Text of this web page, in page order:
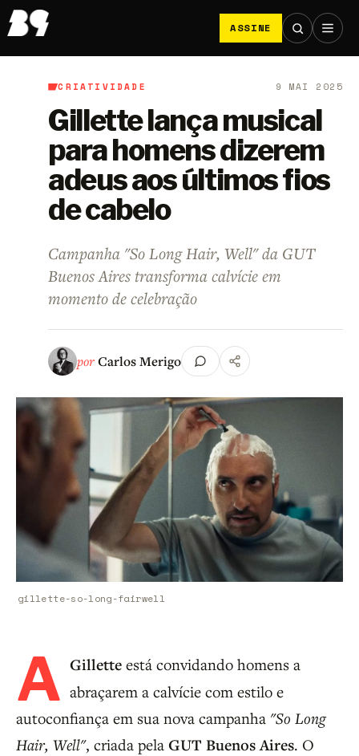
ASSINE
B9/Criatividade
CRIATIVIDADE 9 MAI 2025
Gillette lança musical
para homens dizerem
adeus aos últimos fios
de cabelo
Campanha "So Long Hair, Well" da GUT
Buenos Aires transforma calvície em
momento de celebração
porCarlos Merigo
gillette-so-long-fairwell
A Gillette está convidando homens a
abraçarem a calvície com estilo e
autoconfiança em sua nova campanha "So Long
Hair, Well", criada pela GUT Buenos Aires. O